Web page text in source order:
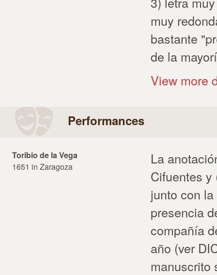
muy
bastante
de la
View more
Performances
Toribio de la Vega
1651 in Zaragoza
La
Cifuentes y
junto con
presencia
compañía
año (ver
manuscrito